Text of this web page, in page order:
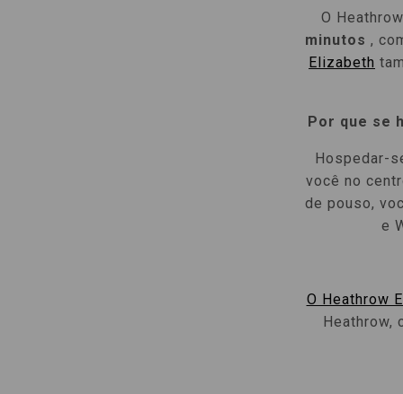
O
minutos ,
Elizabeth
Por que se
Hospedar-
você no
de pouso,
e
O Heathrow
Heathrow,